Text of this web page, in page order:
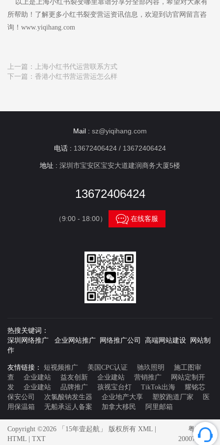
以上是上海小红书裂变哪里靠谱分享分全部内容，希望对大家有
所帮助！了解更多小红书裂变营运资讯信息，欢迎到访官网留言咨
询！www.yiqihang.com
上一篇：
上海小红书代运营联系方式
下一篇： 香港小红书营运营运怎么样
Mail : sz@yiqihang.com
电话 : 13672406424 / 13672406424
地址 : 深圳市宝安区宝安大道建润商务大厦5楼
13672406424
（9:00 - 18:00） 在线客服
热搜关键词：
深圳网络推广 企业网站推广 网络推广公司 高端网站建设 网站制
作
友情链接： 短视频推广 美国CPC认证 驰玖照明
施工图审
查
企业建站 益友创新 企业建站 营销推广
网站定制开
发
企业建站 品牌推广 孩视宝台灯 TikTok出海
耀铭芯
保安公司
次氯酸钠发生器 企业地产大享 塑胶跑道厂家
医
用保温箱
无船承运人备案 加拿大移民 阿里邮箱
Copyright ©2026 「15年壹起航」 版权所有 XML |
HTML | TXT
粤ICP备
20007592号